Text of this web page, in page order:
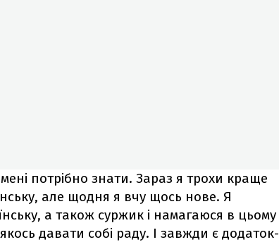
потрібно знати. Зараз я трохи краще
але щодня я вчу щось нове. Я
а також суржик і намагаюся в цьому
давати собі раду. І завжди є додаток-